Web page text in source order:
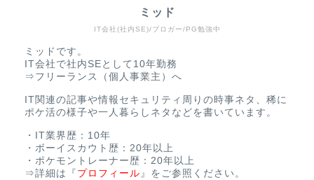
IT会社(社内SE)/ブロガー/PG勉強中
ミッド
ミッドです。
IT会社で社内SEとして10年勤務
⇒フリーランス（個人事業主）へ
IT関連の記事や情報セキュリティ周りの時事ネタ、稀に
ポケ活の様子や一人暮らしネタなどを書いています。
・IT業界歴：10年
・ボーイスカウト歴：20年以上
・ポケモントレーナー歴：20年以上
⇒詳細は
『 プロフィール 』 をご参照ください。